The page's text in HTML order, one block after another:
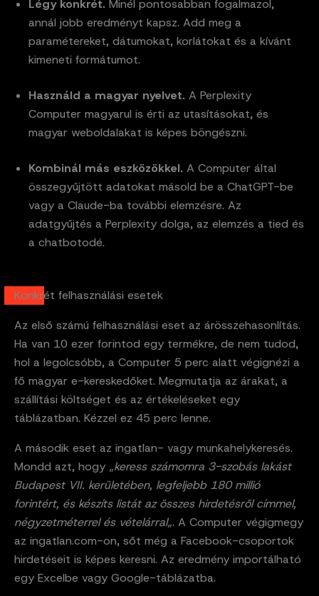
Légy konkrét. Minél pontosabban fogalmazol,
annál jobb eredményt kapsz. Add meg a
paramétereket, dátumokat, korlátokat és a kívánt
kimeneti formátumot.
Használd a magyar nyelvet. A Perplexity
Computer magyarul is érti az utasításokat, és
magyar weboldalakat is képes böngészni.
Kombinál más eszközökkel. A Computer által
összegyűjtött adatokat másold be a ChatGPT-be
vagy a Claude-ba további elemzésre. Az
adatgyűjtés a Perplexity dolga, az elemzés a tied és
a chatbotodé.
Konkrét felhasználási esetek
Az első számú felhasználási eset az árösszehasonlítás.
Ha van 10 ezer forintod egy termékre, de nem tudod,
hol a legolcsóbb, a Computer 5 perc alatt végignézi a
fő magyar e-kereskedőket. Megmutatja az árakat, a
szállítási költséget és az értékeléseket egy
táblázatban. Kézzel ez 45 perc lenne.
A második eset az ingatlan- vagy munkahelykeresés.
Mondd azt, hogy „keress számomra 3-szobás lakást
Budapest VII. kerületében, legfeljebb 180 millió
forintért, és készíts listát az összes hirdetésről címmel,
négyzetméterrel és vételárral„. A Computer végigmegy
az ingatlan.com-on, sőt még a Facebook-csoportok
hirdetéseit is képes keresni. Az eredmény importálható
egy Excelbe vagy Google-táblázatba.